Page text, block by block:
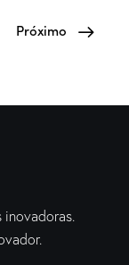
Próximo
inovadoras.